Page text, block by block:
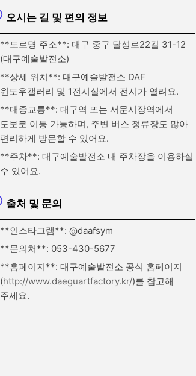
오시는 길 및 편의 정보
**도로명 주소**: 대구 중구 달성로22길 31-12
(대구예술발전소)
**상세 위치**: 대구예술발전소 DAF
윈도우갤러리 및 1전시실에서 전시가 열려요.
**대중교통**: 대구역 또는 서문시장역에서
도보로 이동 가능하며, 주변 버스 정류장도 많아
편리하게 방문할 수 있어요.
**주차**: 대구예술발전소 내 주차장을 이용하실
수 있어요.
출처 및 문의
**인스타그램**: @daafsym
**문의처**: 053-430-5677
**홈페이지**: 대구예술발전소 공식 홈페이지
(http://www.daeguartfactory.kr/)를 참고해
주세요.